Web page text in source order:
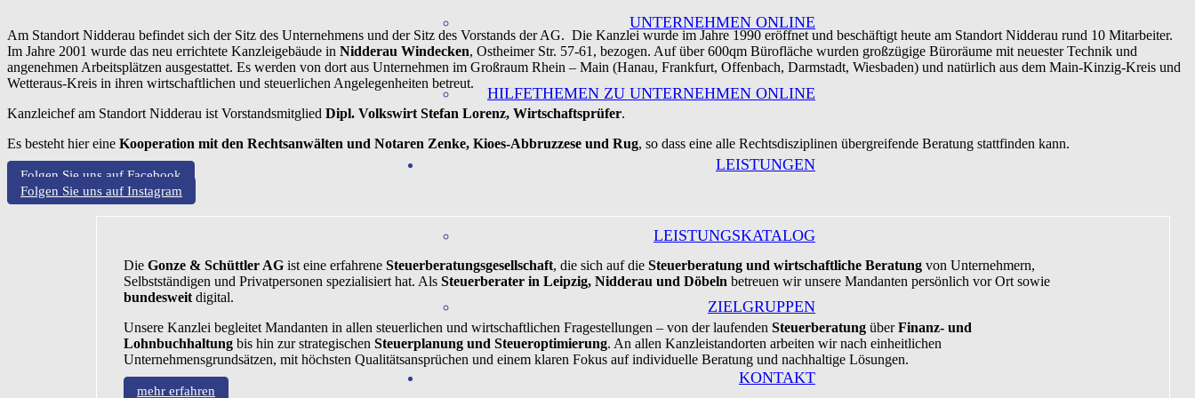
UNTERNEHMEN ONLINE
HILFETHEMEN ZU UNTERNEHMEN ONLINE
LEISTUNGEN
LEISTUNGSKATALOG
ZIELGRUPPEN
KONTAKT
Am Standort Nidderau befindet sich der Sitz des Unternehmens und der Sitz des Vorstands der AG. Die Kanzlei wurde im Jahre 1990 eröffnet und beschäftigt heute am Standort Nidderau rund 10 Mitarbeiter.
Im Jahre 2001 wurde das neu errichtete Kanzleigebäude in Nidderau Windecken, Ostheimer Str. 57-61, bezogen. Auf über 600qm Bürofläche wurden großzügige Büroräume mit neuester Technik und
angenehmen Arbeitsplätzen ausgestattet. Es werden von dort aus Unternehmen im Großraum Rhein – Main (Hanau, Frankfurt, Offenbach, Darmstadt, Wiesbaden) und natürlich aus dem Main-Kinzig-Kreis und
Wetteraus-Kreis in ihren wirtschaftlichen und steuerlichen Angelegenheiten betreut.
Kanzleichef am Standort Nidderau ist Vorstandsmitglied Dipl. Volkswirt Stefan Lorenz, Wirtschaftsprüfer.
Es besteht hier eine Kooperation mit den Rechtsanwälten und Notaren Zenke, Kioes-Abbruzzese und Rug, so dass eine alle Rechtsdisziplinen übergreifende Beratung stattfinden kann.
Folgen Sie uns auf Facebook
Folgen Sie uns auf Instagram
Die Gonze & Schüttler AG ist eine erfahrene Steuerberatungsgesellschaft, die sich auf die Steuerberatung und wirtschaftliche Beratung von Unternehmern,
Selbstständigen und Privatpersonen spezialisiert hat. Als Steuerberater in Leipzig, Nidderau und Döbeln betreuen wir unsere Mandanten persönlich vor Ort sowie
bundesweit digital.
Unsere Kanzlei begleitet Mandanten in allen steuerlichen und wirtschaftlichen Fragestellungen – von der laufenden Steuerberatung überFinanz- und
Lohnbuchhaltung bis hin zur strategischen Steuerplanung und Steueroptimierung. An allen Kanzleistandorten arbeiten wir nach einheitlichen
Unternehmensgrundsätzen, mit höchsten Qualitätsansprüchen und einem klaren Fokus auf individuelle Beratung und nachhaltige Lösungen.
mehr erfahren